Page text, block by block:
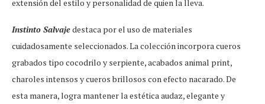
extensión del estilo y personalidad de quien la lleva.
Instinto Salvajedestaca por el uso de materiales
cuidadosamente seleccionados. La colección incorpora cueros
grabados tipo cocodrilo y serpiente, acabados animal print,
charoles intensos y cueros brillosos con efecto nacarado. De
esta manera, logra mantener la estética audaz, elegante y